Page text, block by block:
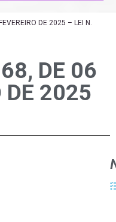
DE 2025 – LEI N.
DE 06
DE 2025